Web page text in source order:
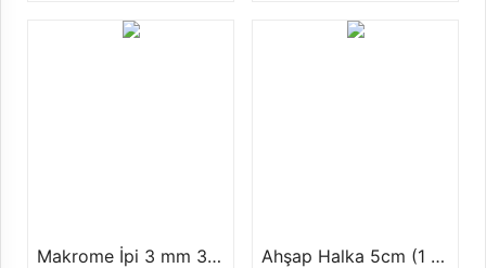
Makrome İpi 3 mm 3 Burgu +-250 gr Ahşap Halka 5cm (1 paket 5 Adet)